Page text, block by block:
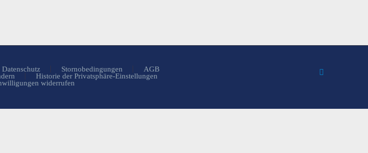
Datenschutz Stornobedingungen
AGB
Historie der Privatsphäre-Einstellungen
widerrufen